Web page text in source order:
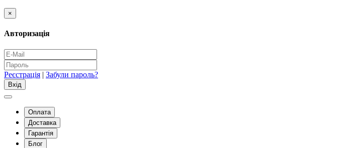
×
Авторизація
Реєстрація | Забули пароль?
Оплата
Доставка
Гарантія
Блог